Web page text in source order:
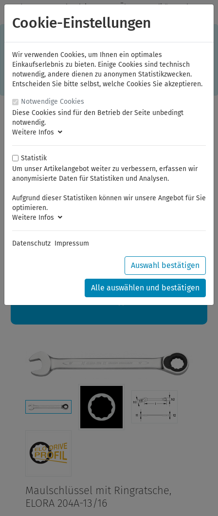
✓Jeden Monat starke Aktionen ✓Über 20 Qualitätsmarken ✓
Kostenlose Lieferung im Inland ab 150,00 Euro Bruttowarenwert
Einkaufserlebnis. Dabei werden beispielsweise die Session-
Informationen oder die Spracheinstellung auf Ihrem Rechner
gespeichert. Ohne Cookies ist der Funktionsumfang des
Online-Shops eingeschränkt. Sind Sie damit nicht
einverstanden, klicken Sie bitte hier.
Sommerferien
Sehr geehrte Kunden,
Ihre Bestellungen in diesem Zeitraum werden ab dem
24.08.2026 verschickt.
Eine schöne Sommerpause
Maulschlüssel mit Ringratsche,
ELORA 204A-13/16
Cookie-Einstellungen
Wir verwenden Cookies, um Ihnen ein optimales
Einkaufserlebnis zu bieten. Einige Cookies sind technisch
notwendig, andere dienen zu anonymen Statistikzwecken.
Entscheiden Sie bitte selbst, welche Cookies Sie akzeptieren.
Notwendige Cookies
Diese Cookies sind für den Betrieb der Seite unbedingt
notwendig.
Weitere Infos
Statistik
Um unser Artikelangebot weiter zu verbessern, erfassen wir
anonymisierte Daten für Statistiken und Analysen.
Aufgrund dieser Statistiken können wir unsere Angebot für Sie
optimieren.
Weitere Infos
Datenschutz Impressum
Auswahl bestätigen
Alle auswählen und bestätigen